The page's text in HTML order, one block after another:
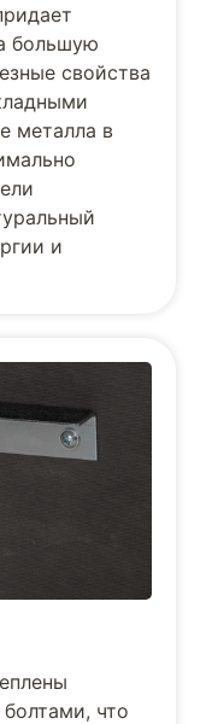
большую
свойства
металла в
и
что